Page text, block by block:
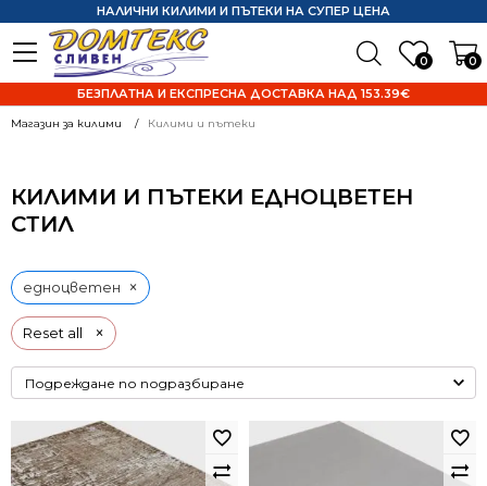
0 0
НАЛИЧНИ КИЛИМИ И ПЪТЕКИ НА СУПЕР ЦЕНА
БЕЗПЛАТНА И ЕКСПРЕСНА ДОСТАВКА НАД 153.39€
Магазин за килими Килими и пътеки
КИЛИМИ И ПЪТЕКИ ЕДНОЦВЕТЕН
СТИЛ
Reset all ×
едноцветен ×